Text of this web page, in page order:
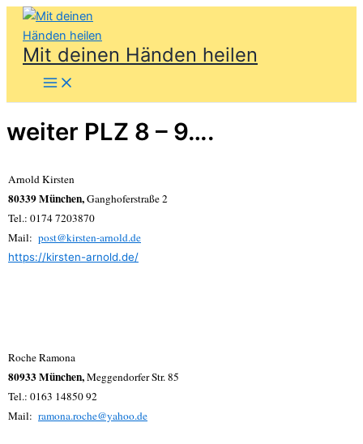
Zum
Inhalt
springen
Mit deinen Händen heilen
weiter PLZ 8 – 9….
Arnold Kirsten
80339 München,Ganghoferstraße 2
Tel.: 0174 7203870
Mail: post@kirsten-arnold.de
https://kirsten-arnold.de/
Roche Ramona
80933 München,Meggendorfer Str. 85
Tel.: 0163 14850 92
Mail: ramona.roche@yahoo.de